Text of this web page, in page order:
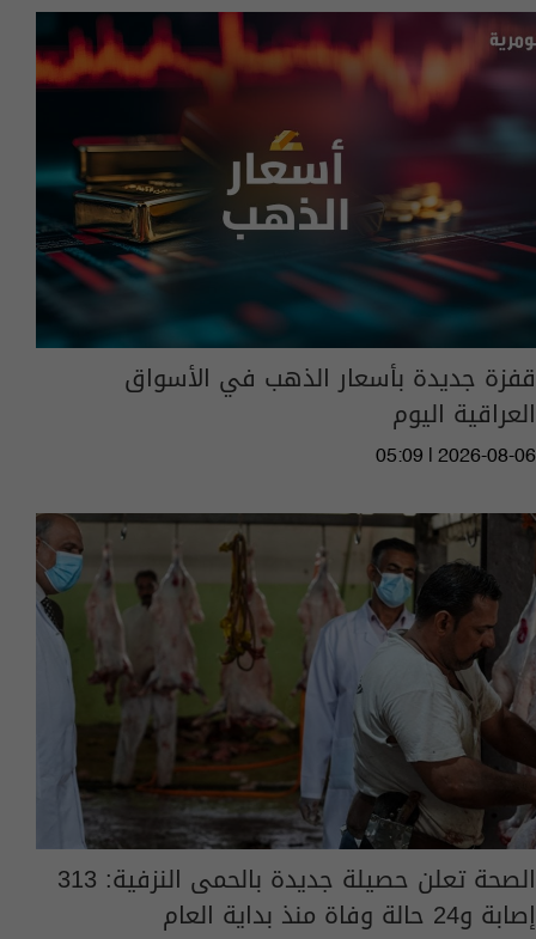
قفزة جديدة بأسعار الذهب في الأسواق
العراقية اليوم
05:09 | 2026-08-06
الصحة تعلن حصيلة جديدة بالحمى النزفية: 313
إصابة و24 حالة وفاة منذ بداية العام